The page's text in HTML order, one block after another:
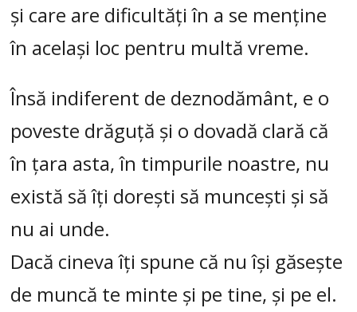
și care are dificultăți în a se menține
în același loc pentru multă vreme.
Însă indiferent de deznodământ, e o
poveste drăguță și o dovadă clară că
în țara asta, în timpurile noastre, nu
există să îți dorești să muncești și să
nu ai unde.
Dacă cineva îți spune că nu își găsește
de muncă te minte și pe tine, și pe el.